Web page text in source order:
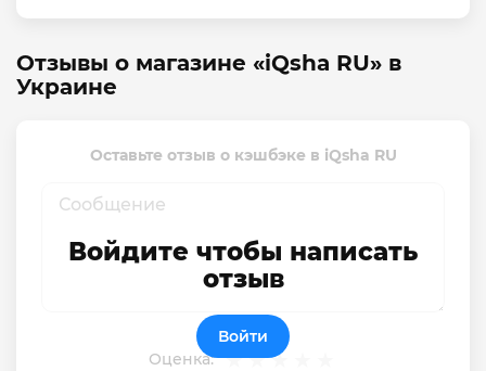
Отзывы о магазине «iQsha RU» в
Украине
Оставьте отзыв о кэшбэке в iQsha RU
Оценка:
Войдите чтобы написать
отзыв
Войти